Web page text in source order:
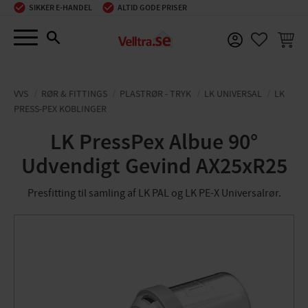
Menu
SIKKER E-HANDEL ALTID GODE PRISER
VVS RØR & FITTINGS PLASTRØR - TRYK LK UNIVERSAL
LK
PRESS-PEX KOBLINGER
LK PressPex Albue 90°
Udvendigt Gevind AX25xR25
Presfitting til samling af LK PAL og LK PE-X Universalrør.